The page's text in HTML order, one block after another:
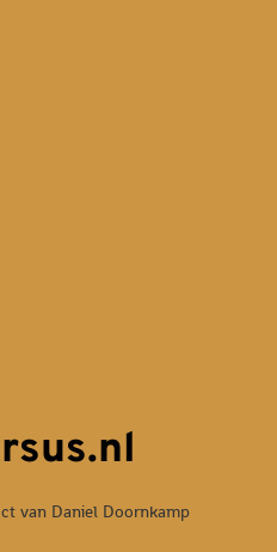
van Daniel Doornkamp